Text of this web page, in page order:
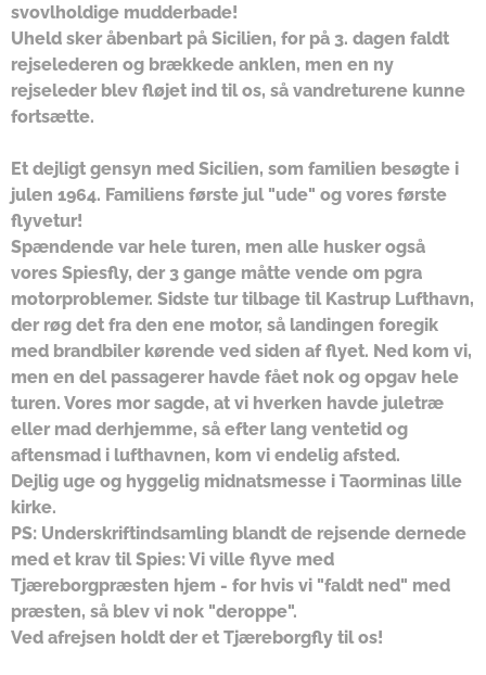
svovlholdige mudderbade!
Uheld sker åbenbart på Sicilien, for på 3. dagen faldt
rejselederen og brækkede anklen, men en ny
rejseleder blev fløjet ind til os, så vandreturene kunne
fortsætte.
Et dejligt gensyn med Sicilien, som familien besøgte i
julen 1964. Familiens første jul "ude" og vores første
flyvetur!
Spændende var hele turen, men alle husker også
vores Spiesfly, der 3 gange måtte vende om pgra
motorproblemer. Sidste tur tilbage til Kastrup Lufthavn,
der røg det fra den ene motor, så landingen foregik
med brandbiler kørende ved siden af flyet. Ned kom vi,
men en del passagerer havde fået nok og opgav hele
turen. Vores mor sagde, at vi hverken havde juletræ
eller mad derhjemme, så efter lang ventetid og
aftensmad i lufthavnen, kom vi endelig afsted.
Dejlig uge og hyggelig midnatsmesse i Taorminas lille
kirke.
PS: Underskriftindsamling blandt de rejsende dernede
med et krav til Spies: Vi ville flyve med
Tjæreborgpræsten hjem - for hvis vi "faldt ned" med
præsten, så blev vi nok "deroppe".
Ved afrejsen holdt der et Tjæreborgfly til os!